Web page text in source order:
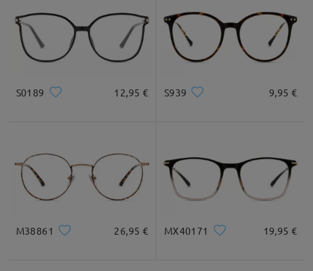
S0189 12,95 € S939 9,95 €
M38861 26,95 € MX40171 19,95 €